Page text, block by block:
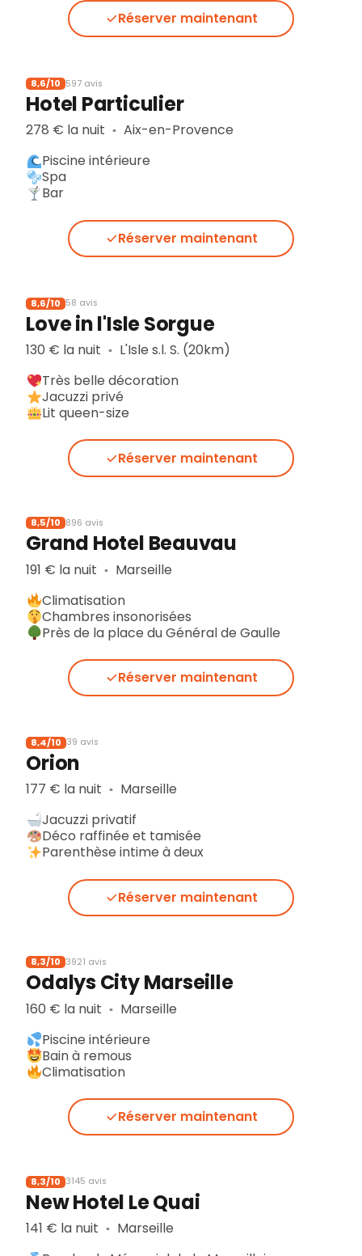
Réserver maintenant
8,6/10 597 avis
Hotel Particulier
278 € la nuit ▪︎ Aix-en-Provence
Piscine intérieure
Spa
Bar
Réserver maintenant
8,6/10 58 avis
Love in l'Isle Sorgue
130 € la nuit ▪︎ L'Isle s.l. S. (20km)
Très belle décoration
Jacuzzi privé
Lit queen-size
Réserver maintenant
8,5/10 896 avis
Grand Hotel Beauvau
191 € la nuit ▪︎ Marseille
Climatisation
Chambres insonorisées
Près de la place du Général de Gaulle
Réserver maintenant
8,4/10 39 avis
Orion
177 € la nuit ▪︎ Marseille
Jacuzzi privatif
Déco raffinée et tamisée
Parenthèse intime à deux
Réserver maintenant
8,3/10 3921 avis
Odalys City Marseille
160 € la nuit ▪︎ Marseille
Piscine intérieure
Bain à remous
Climatisation
Réserver maintenant
8,3/10 3145 avis
New Hotel Le Quai
141 € la nuit ▪︎ Marseille